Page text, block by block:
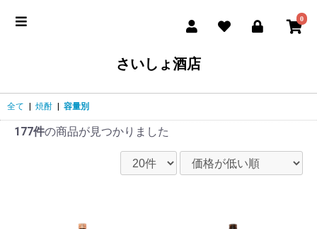
0
さいしょ酒店
全て 焼酎 容量別
177件の商品が見つかりました